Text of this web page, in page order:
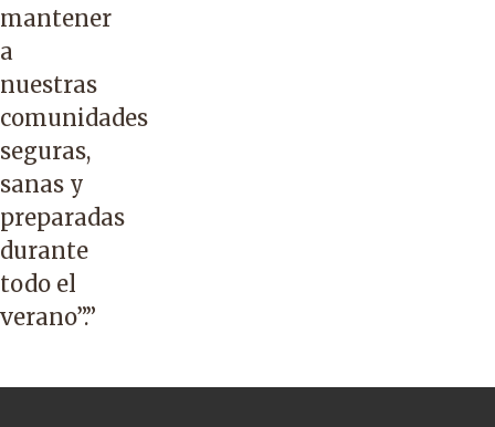
mantener
a
nuestras
comunidades
seguras,
sanas y
preparadas
durante
todo el
verano”.”